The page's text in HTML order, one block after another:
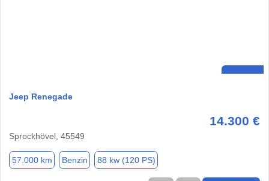
Jeep Renegade
14.300 €
Sprockhövel, 45549
57.000 km Benzin 88 kw (120 PS)